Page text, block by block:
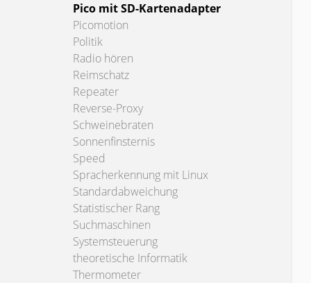
Pico mit SD-Kartenadapter
Picomotion
Politik
Radio hören
Reimschatz
Repeater
Reverse-Proxy
Schweinebraten
Sonnenfinsternis
Speed
Spracherkennung mit Linux
Standardabweichung
Statistischer Rang
Suchmaschinen
Systemsteuerung
theoretische Informatik
Thermometer